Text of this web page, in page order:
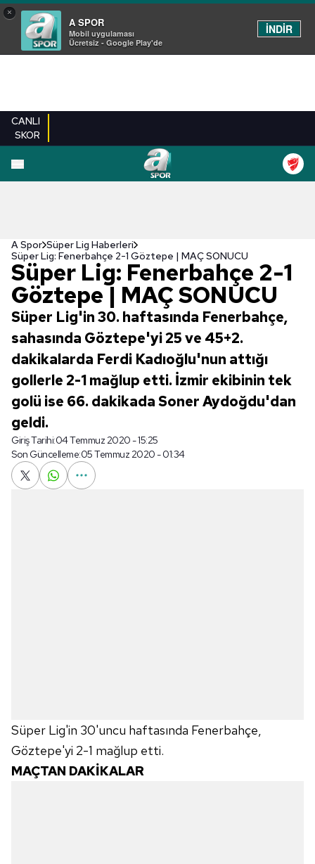
×
A SPOR
Mobil uygulaması
Ücretsiz - Google Play'de
İNDİR
CANLI
SKOR
A Spor Süper Lig Haberleri
Süper Lig: Fenerbahçe 2-1 Göztepe | MAÇ SONUCU
Süper Lig: Fenerbahçe 2-1
Göztepe | MAÇ SONUCU
Süper Lig'in 30. haftasında Fenerbahçe,
sahasında Göztepe'yi 25 ve 45+2.
dakikalarda Ferdi Kadıoğlu'nun attığı
gollerle 2-1 mağlup etti. İzmir ekibinin tek
golü ise 66. dakikada Soner Aydoğdu'dan
geldi.
Giriş Tarihi:04 Temmuz 2020 - 15:25
Son Güncelleme:05 Temmuz 2020 - 01:34
Süper Lig'in 30'uncu haftasında Fenerbahçe,
Göztepe'yi 2-1 mağlup etti.
MAÇTAN DAKİKALAR